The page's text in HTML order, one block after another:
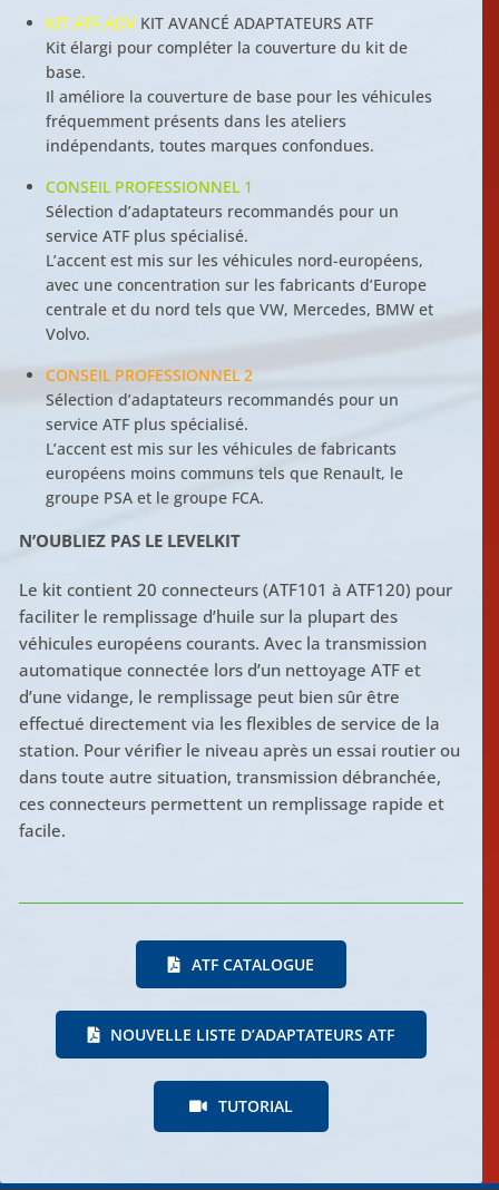
KIT.ATF.ADV KIT AVANCÉ ADAPTATEURS ATF
Kit élargi pour compléter la couverture du kit de
base.
Il améliore la couverture de base pour les véhicules
fréquemment présents dans les ateliers
indépendants, toutes marques confondues.
CONSEIL PROFESSIONNEL 1
Sélection d’adaptateurs recommandés pour un
service ATF plus spécialisé.
L’accent est mis sur les véhicules nord-européens,
avec une concentration sur les fabricants d’Europe
centrale et du nord tels que VW, Mercedes, BMW et
Volvo.
CONSEIL PROFESSIONNEL 2
Sélection d’adaptateurs recommandés pour un
service ATF plus spécialisé.
L’accent est mis sur les véhicules de fabricants
européens moins communs tels que Renault, le
groupe PSA et le groupe FCA.
N’OUBLIEZ PAS LE LEVELKIT
Le kit contient 20 connecteurs (ATF101 à ATF120) pour
faciliter le remplissage d’huile sur la plupart des
véhicules européens courants. Avec la transmission
automatique connectée lors d’un nettoyage ATF et
d’une vidange, le remplissage peut bien sûr être
effectué directement via les flexibles de service de la
station. Pour vérifier le niveau après un essai routier ou
dans toute autre situation, transmission débranchée,
ces connecteurs permettent un remplissage rapide et
facile.
ATF CATALOGUE
NOUVELLE LISTE D’ADAPTATEURS ATF
TUTORIAL